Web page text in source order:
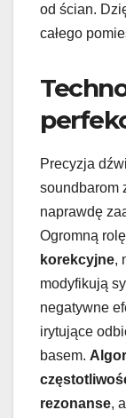
od ścian.
całego
Precyzja
soundbarom
naprawdę
Ogromną
korekcyjne,
modyfikują
negatywne
irytujące
basem.
rezonanse,